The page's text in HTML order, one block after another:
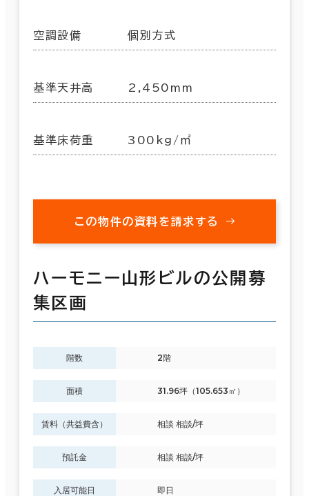
空調設備 個別方式
基準天井高 2,450mm
基準床荷重 300kg/㎡
この物件の資料を請求する
ハーモニー山形ビルの公開募
集区画
階数 2階
面積 31.96坪（105.653㎡）
賃料（共益費含） 相談 相談/坪
預託金 相談 相談/坪
入居可能日 即日